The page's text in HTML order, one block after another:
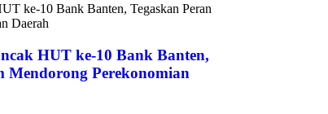
HUT ke-10 Bank Banten,
Mendorong Perekonomian